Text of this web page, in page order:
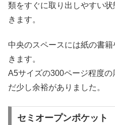
類をすぐに取り出しやすい
きます。
中央のスペースには紙の書
きます。
A5サイズの300ページ程度
だ少し余裕がありました。
セミオープンポケット